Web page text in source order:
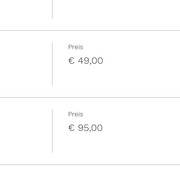
Preis
€ 49,00
Preis
€ 95,00